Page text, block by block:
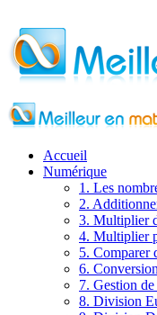
Accueil
Numérique
1. Les
2.
3. Multiplier
4. Multiplier
5. Comparer
6.
7. Gestion de
8. Division